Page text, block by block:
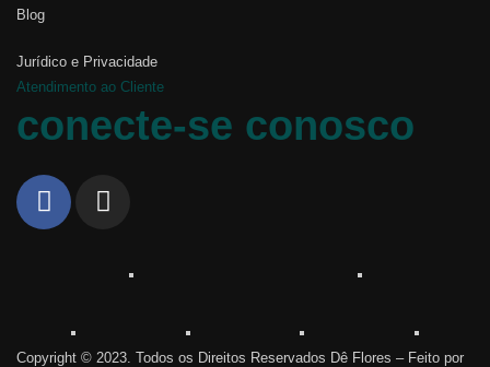
Blog
Jurídico e Privacidade
Atendimento ao Cliente
conecte-se conosco
Copyright © 2023. Todos os Direitos Reservados Dê Flores – Feito por